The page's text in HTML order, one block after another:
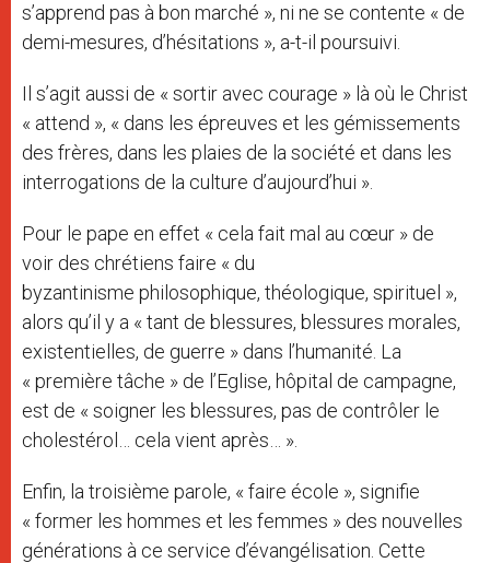
s’apprend pas à bon marché », ni ne se contente « de
demi-mesures, d’hésitations », a-t-il poursuivi.
Il s’agit aussi de « sortir avec courage » là où le Christ
« attend », « dans les épreuves et les gémissements
des frères, dans les plaies de la société et dans les
interrogations de la culture d’aujourd’hui ».
Pour le pape en effet « cela fait mal au cœur » de
voir des chrétiens faire « du
byzantinisme philosophique, théologique, spirituel »,
alors qu’il y a « tant de blessures, blessures morales,
existentielles, de guerre » dans l’humanité. La
« première tâche » de l’Eglise, hôpital de campagne,
est de « soigner les blessures, pas de contrôler le
cholestérol… cela vient après… ».
Enfin, la troisième parole, « faire école », signifie
« former les hommes et les femmes » des nouvelles
générations à ce service d’évangélisation. Cette